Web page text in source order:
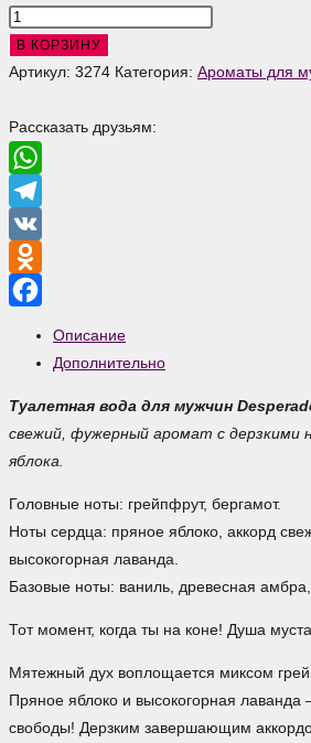
Количество
товара
Desperado
вода
для
мужчин
В КОРЗИНУ
Артикул: 3274 Категория: Ароматы для
Рассказать друзьям:
WhatsApp
Telegram
VK
Odnoklassniki
Описание
Дополнительно
Туалетная вода для мужчин
свежий, фужерный аромат с дерзкими
яблока.
Головные ноты: грейпфрут, бергамот.
Ноты сердца: пряное яблоко, аккорд
высокогорная лаванда.
Базовые ноты: ваниль, древесная
Тот момент, когда ты на коне! Душа
Мятежный дух воплощается миксом
Пряное яблоко и высокогорная лаванда
свободы! Дерзким завершающим